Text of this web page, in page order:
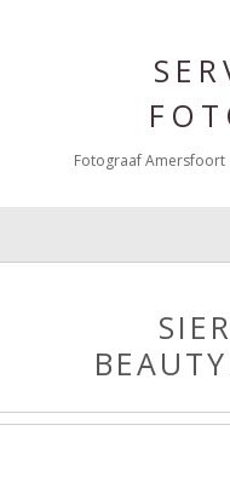
Fotograaf
Portfolio Fotografie
Reviews